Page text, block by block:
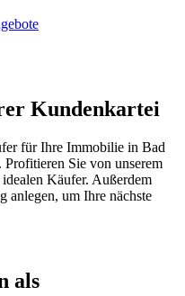
Kundenkartei
für Ihre Immobilie in Bad
Sie von unserem
Käufer. Außerdem
anlegen, um Ihre nächste
als